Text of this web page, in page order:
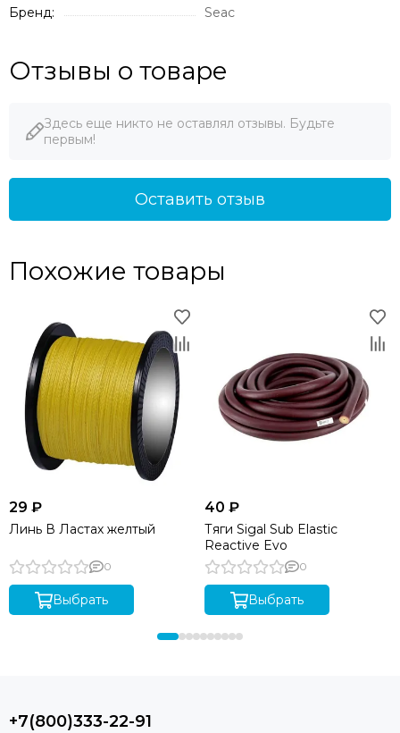
Бренд: Seac
Отзывы о товаре
Здесь еще никто не оставлял отзывы. Будьте
первым!
Оставить отзыв
Похожие товары
29 ₽
Линь В Ластах желтый
0
Выбрать
40 ₽
Тяги Sigal Sub Elastic
Reactive Evo
0
Выбрать
+7(800)333-22-91